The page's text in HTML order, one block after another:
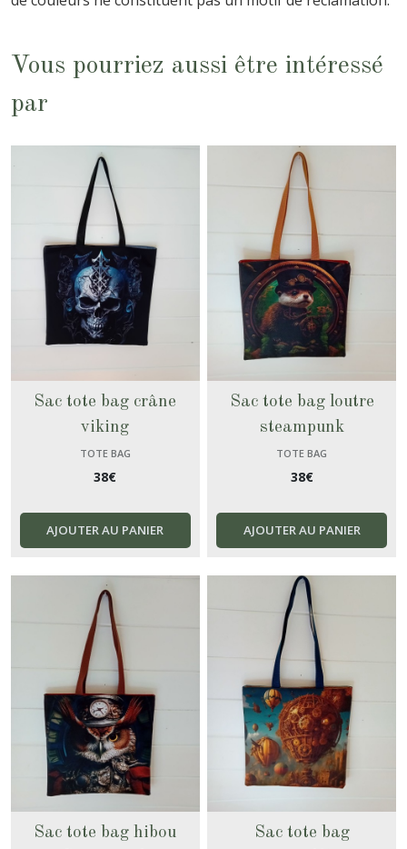
Vous pourriez aussi être intéressé
par
Sac tote bag crâne
viking
TOTE BAG
38€
AJOUTER AU PANIER
Sac tote bag loutre
steampunk
TOTE BAG
38€
AJOUTER AU PANIER
Sac tote bag hibou
Sac tote bag